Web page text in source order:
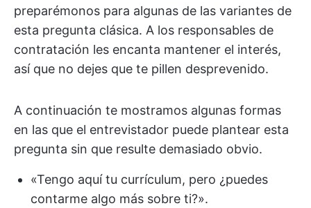
preparémonos para algunas de las variantes de
esta pregunta clásica. A los responsables de
contratación les encanta mantener el interés,
así que no dejes que te pillen desprevenido.
A continuación te mostramos algunas formas
en las que el entrevistador puede plantear esta
pregunta sin que resulte demasiado obvio.
«Tengo aquí tu currículum, pero ¿puedes
contarme algo más sobre ti?».